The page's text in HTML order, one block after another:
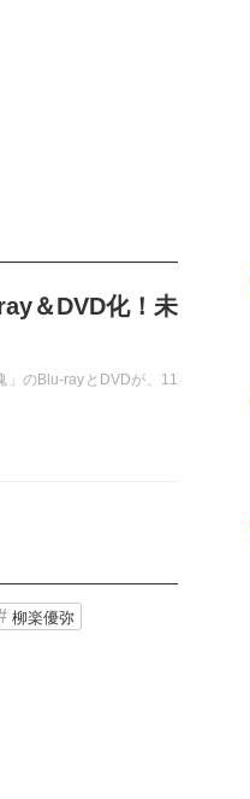
＆DVD化！未
」のBlu-rayとDVDが、11
柳楽優弥